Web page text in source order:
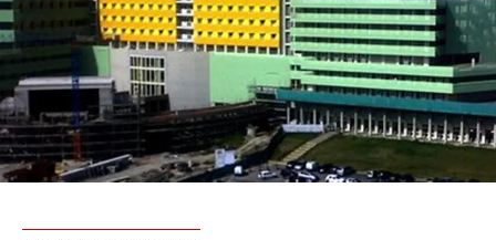
Sanità
Cultura